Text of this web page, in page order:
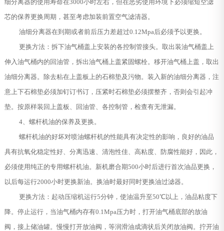
细分离器的使用寿命在3000小时左右，但在恶劣使用环境下必须缩短空滤
芯的保养更换周期，甚至考虑加装前置空气滤清器。
油细分离器在到期或者前后压力差超过0.12Mpa后必须予以更换。
更换方法：拆下油气桶盖上安装的各控制管接头。取出装油气桶盖上
伸入油气桶内的回油管，拆出油气桶上盖紧固螺栓。移开油气桶上盖，取出
油细分离器。除去粘在上盖板上的石棉垫及污物。装入新的油细分离器，注
意上下石棉垫必须加钉订书订，压紧时石棉垫必须摆整齐，否则会引起冲
垫。按原样装回上盖板、回油管、各控制管，检查有无泄漏。
4、螺杆机油的保养及更换。
螺杆机油的好坏对喷油螺杆机的性能具有决定性的影响，良好的油品
具有抗氧化稳定性好、分离迅速、清泡性佳、高粘度、防腐性能好，因此，
必须使用纯正的专用螺杆机油。新机磨合期500小时后进行首次油品更换，
以后每运行2000小时更换新油。换油时最好同时更换油过滤器。
更换方法：起动压缩机运行5分钟，使油温升至50℃以上，油品粘度下
降。停止运行，当油气桶内存有0.1Mpa压力时，打开油气桶底部的放油
阀，接上储油罐。慢慢打开放油阀，等润滑油成滴状后关闭放油阀。拧开油